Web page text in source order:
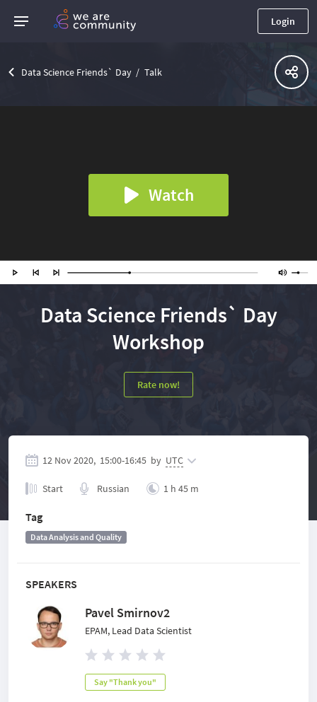
Login
Data Science Friends` Day Talk
Watch
Data Science Friends` Day
Workshop
Rate now!
SPEAKERS
Pavel Smirnov2
EPAM, Lead Data Scientist
Say "Thank you"
12 Nov 2020, 15:00-16:45 by UTC
Start Russian 1 h 45 m
Tag
Data Analysis and Quality